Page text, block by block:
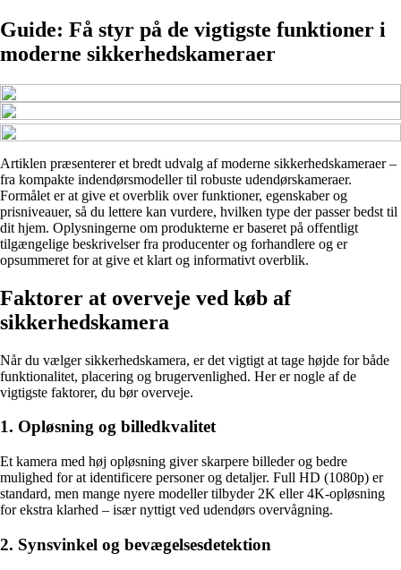
Guide: Få styr på de vigtigste funktioner i
moderne sikkerhedskameraer
Artiklen præsenterer et bredt udvalg af moderne sikkerhedskameraer –
fra kompakte indendørsmodeller til robuste udendørskameraer.
Formålet er at give et overblik over funktioner, egenskaber og
prisniveauer, så du lettere kan vurdere, hvilken type der passer bedst til
dit hjem. Oplysningerne om produkterne er baseret på offentligt
tilgængelige beskrivelser fra producenter og forhandlere og er
opsummeret for at give et klart og informativt overblik.
Faktorer at overveje ved køb af
sikkerhedskamera
Når du vælger sikkerhedskamera, er det vigtigt at tage højde for både
funktionalitet, placering og brugervenlighed. Her er nogle af de
vigtigste faktorer, du bør overveje.
1. Opløsning og billedkvalitet
Et kamera med høj opløsning giver skarpere billeder og bedre
mulighed for at identificere personer og detaljer. Full HD (1080p) er
standard, men mange nyere modeller tilbyder 2K eller 4K-opløsning
for ekstra klarhed – især nyttigt ved udendørs overvågning.
2. Synsvinkel og bevægelsesdetektion